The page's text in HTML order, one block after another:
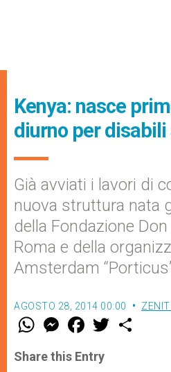
Kenya: nasce
diurno per disabili
Già avviati i lavori di
nuova struttura nata
della Fondazione
Roma e della
Amsterdam
AGOSTO 28, 2014 00:00
W
t
s
M
e
s
e
F
a
e
b
w
Share this Entry